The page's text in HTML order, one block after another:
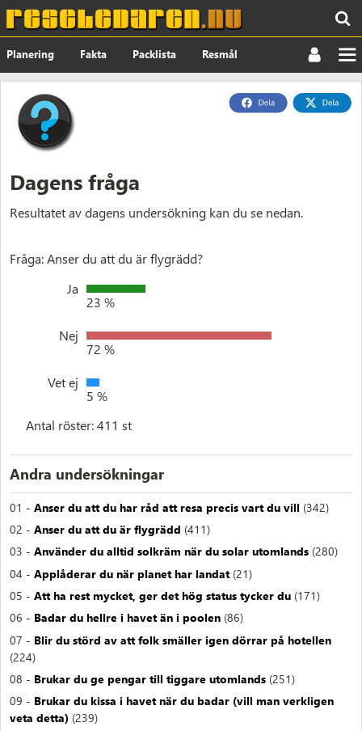
Planering Fakta Packlista Resmål
Nyheter
Dagens fråga
Resultatet av dagens undersökning kan du se nedan.
Fråga: Anser du att du är flygrädd?
Ja
23 %
Nej
72 %
Vet ej
5 %
Antal röster: 411 st
Andra undersökningar
01 -Anser du att du har råd att resa precis vart du vill (342)
02 -Anser du att du är flygrädd (411)
03 -Använder du alltid solkräm när du solar utomlands (280)
04 -Applåderar du när planet har landat(21)
05 -Att ha rest mycket, ger det hög status tycker du (171)
06 - Badar du hellre i havet än i poolen (86)
07 - Blir du störd av att folk smäller igen dörrar på hotellen
(224)
08 - Brukar du ge pengar till tiggare utomlands (251)
09 - Brukar du kissa i havet när du badar (vill man verkligen
veta detta) (239)